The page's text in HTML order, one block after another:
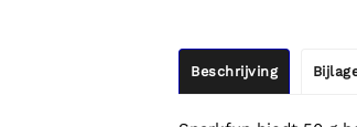
Beschrijving